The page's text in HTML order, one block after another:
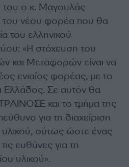
του ο κ. Μαγουλάς
νέου φορέα που θα
του ελληνικού
«Η στόχευση του
και Μεταφορών είναι να
ενιαίος φορέας, με το
Ελλάδος. Σε αυτόν θα
και το τμήμα της
για τη διαχείριση
ούτως ώστε ένας
ευθύνες για τη
υλικού».